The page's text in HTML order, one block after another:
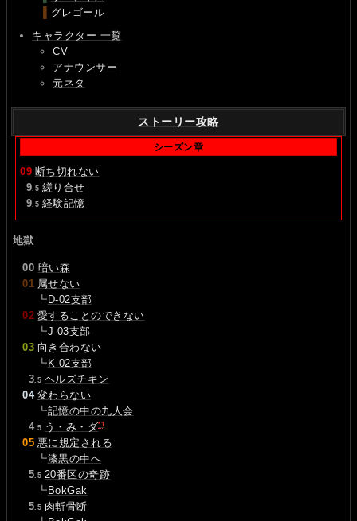
グレゴール
キャラクター 一覧
CV
アナウンサー
元ネタ
ストーリー攻略
シーズン章
09 断ち切れない
9 .5 縒り合せ
9 .5 経験記憶
地獄
00 暗い森
01 属せない
┗D-02支部
02 愛することのできない
┗J-03支部
03 向き合わない
┗K-02支部
3 .5 ヘルズチキン
04 変わらない
┗記憶の中の九人会
4.5 う・み・ダ*1
05 悪に規定される
┗漆黒の中へ
5 .5 20番区の奇跡
┗ BokGak
5 .5 肉斬骨断